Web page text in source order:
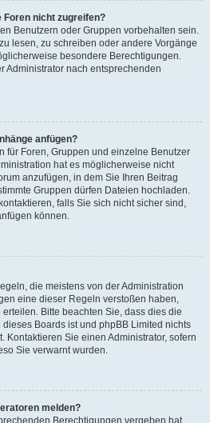
nicht zugreifen?
Benutzern oder Gruppen vorbehalten sein.
lesen, zu schreiben oder andere Vorgänge
besondere Berechtigungen.
Administrator nach entsprechenden
anfügen?
für Foren, Gruppen und einzelne Benutzer
hat es möglicherweise nicht
anzufügen, in dem Sie Ihren Beitrag
Gruppen dürfen Dateien hochladen.
falls Sie sich nicht sicher sind,
können.
die meistens von der Administration
eine dieser Regeln verstoßen haben,
Bitte beachten Sie, dass dies die
Boards ist und phpBB Limited nichts
Kontaktieren Sie einen Administrator, sofern
Sie verwarnt wurden.
melden?
Berechtigungen vergeben hat,